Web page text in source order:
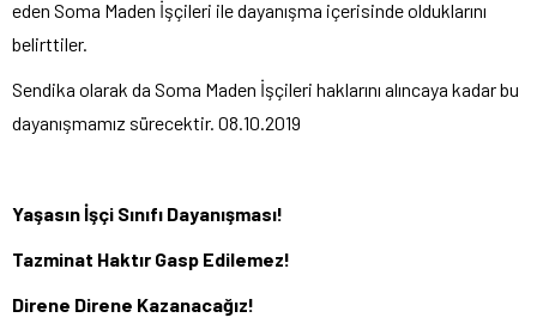
eden Soma Maden İşçileri ile dayanışma içerisinde olduklarını
belirttiler.
Sendika olarak da Soma Maden İşçileri haklarını alıncaya kadar bu
dayanışmamız sürecektir. 08.10.2019
Yaşasın İşçi Sınıfı Dayanışması!
Tazminat Haktır Gasp Edilemez!
Direne Direne Kazanacağız!